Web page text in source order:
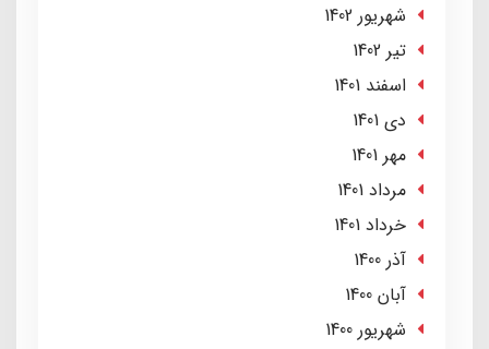
شهریور 1402
تير 1402
اسفند 1401
دی 1401
مهر 1401
مرداد 1401
خرداد 1401
آذر 1400
آبان 1400
شهریور 1400